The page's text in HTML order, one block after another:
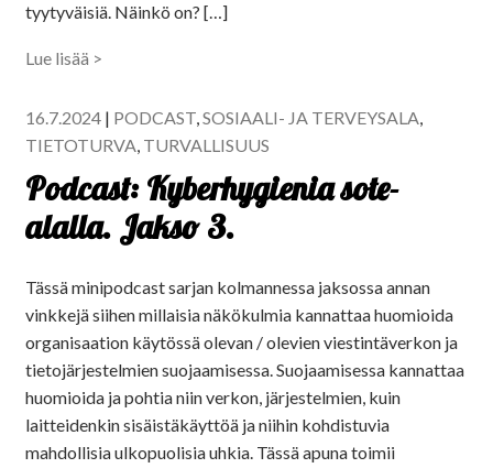
tyytyväisiä. Näinkö on? […]
Lue lisää >
16.7.2024 | PODCAST,SOSIAALI- JA TERVEYSALA,
TIETOTURVA, TURVALLISUUS
Podcast: Kyberhygienia sote-
alalla. Jakso 3.
Tässä minipodcast sarjan kolmannessa jaksossa annan
vinkkejä siihen millaisia näkökulmia kannattaa huomioida
organisaation käytössä olevan / olevien viestintäverkon ja
tietojärjestelmien suojaamisessa. Suojaamisessa kannattaa
huomioida ja pohtia niin verkon, järjestelmien, kuin
laitteidenkin sisäistäkäyttöä ja niihin kohdistuvia
mahdollisia ulkopuolisia uhkia. Tässä apuna toimii